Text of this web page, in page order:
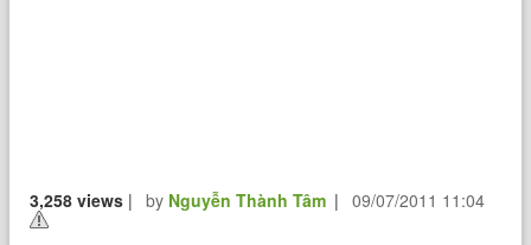
3,258 views | by Nguyễn Thành Tâm | 09/07/2011 11:04